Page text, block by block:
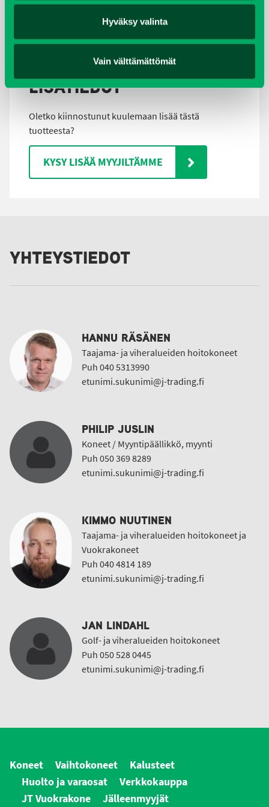
Hyväksy valinta
Vain välttämättömät
BCS POWERSAFE TEKNISE TIEDOT
Tiedosto:BCS-PowerSafe-tekniset-
LISÄTIEDOT
Oletko kiinnostunut kuulemaan lisää tästä
tuotteesta?
KYSY LISÄÄ MYYJILTÄMME
YHTEYSTIEDOT
HANNU RÄSÄNEN
Taajama- ja viheralueiden hoitokoneet
Puh 040 5313990
etunimi.sukunimi@j-trading.fi
PHILIP JUSLIN
Koneet / Myyntipäällikkö, myynti
Puh 050 369 8289
etunimi.sukunimi@j-trading.fi
KIMMO NUUTINEN
Taajama- ja viheralueiden hoitokoneet ja
Vuokrakoneet
Puh 040 4814 189
etunimi.sukunimi@j-trading.fi
JAN LINDAHL
Golf- ja viheralueiden hoitokoneet
Puh 050 528 0445
etunimi.sukunimi@j-trading.fi
Koneet Vaihtokoneet
Kalusteet
Huolto ja varaosat
Verkkokauppa
JT Vuokrakone
Jälleenmyyjät